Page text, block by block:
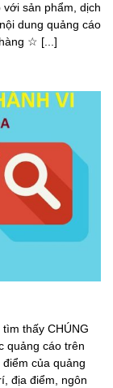
sản phẩm, dịch
dung quảng cáo
☆ [...]
thấy CHÚNG
quảng cáo trên
của quảng
địa điểm, ngôn